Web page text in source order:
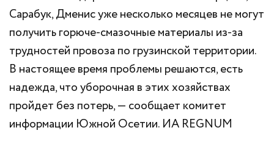
Сарабук, Дменис уже несколько месяцев не могут
получить горюче-смазочные материалы из-за
трудностей провоза по грузинской территории.
В настоящее время проблемы решаются, есть
надежда, что уборочная в этих хозяйствах
пройдет без потерь, — сообщает комитет
информации Южной Осетии. ИА REGNUM